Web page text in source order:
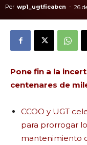
Per wp1_ugtficabcn - 26
Pone fin a la
centenares de
CCOO y UGT
para prorrogar
mantenimiento